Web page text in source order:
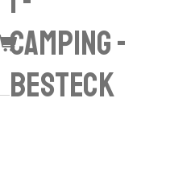
Camping -
Besteck